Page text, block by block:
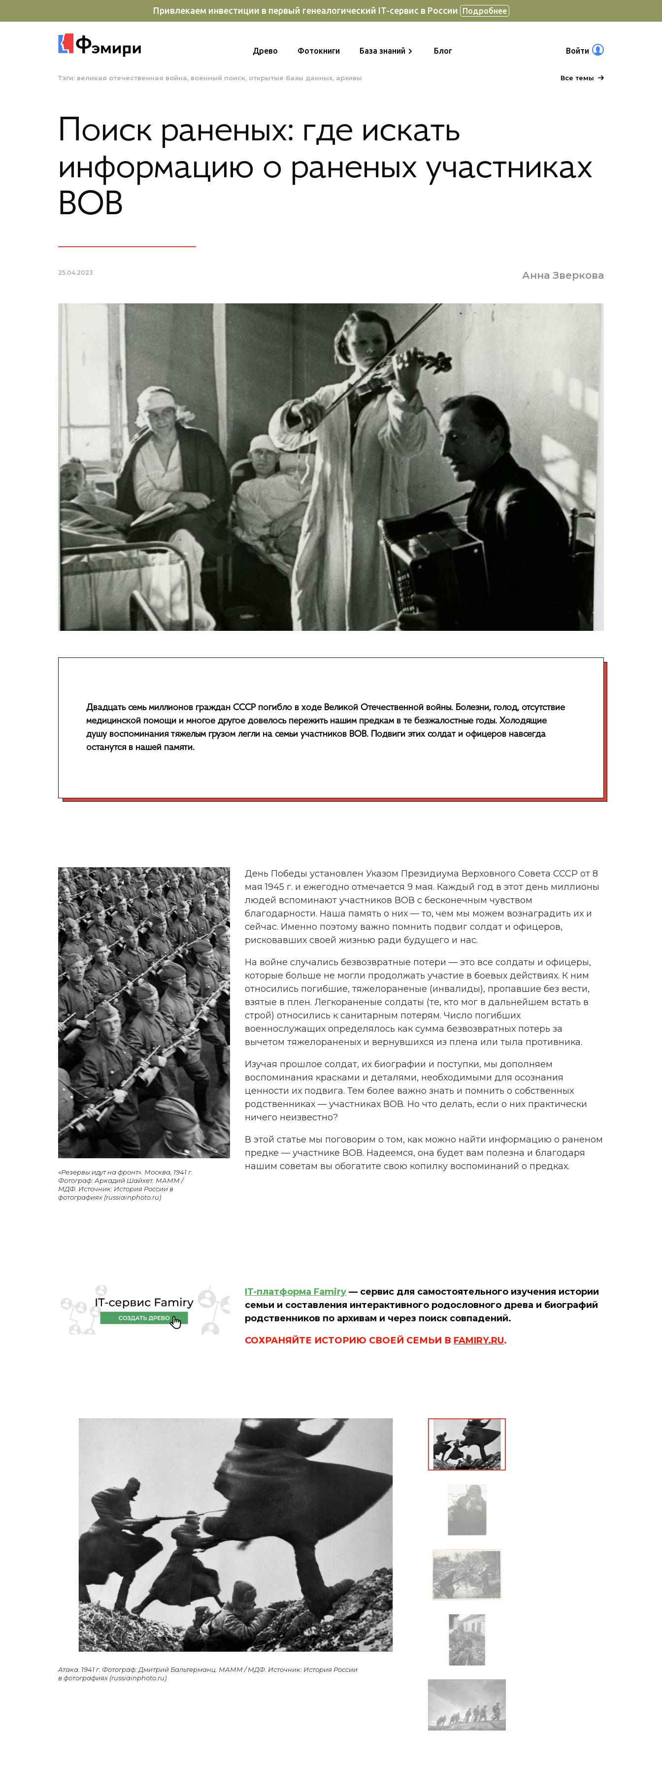
Привлекаем инвестиции в первый генеалогический IT-сервис в России Подробнее
Древо Фотокниги База знаний Блог Войти
Тэги: великая отечественная война военный поиск открытые базы данных архивы Все темы
Поиск раненых: где искать
информацию о раненых участниках
ВОВ
25.04.2023 Анна Зверкова
Двадцать семь миллионов граждан СССР погибло в ходе Великой Отечественной войны. Болезни, голод, отсутствие
медицинской помощи и многое другое довелось пережить нашим предкам в те безжалостные годы. Холодящие
душу воспоминания тяжелым грузом легли на семьи участников ВОВ. Подвиги этих солдат и офицеров навсегда
останутся в нашей памяти.
«Резервы идут на фронт». Москва, 1941 г.
Фотограф: Аркадий Шайхет. МАММ /
МДФ. Источник: История России в
фотографиях (russiainphoto.ru)
День Победы установлен Указом Президиума Верховного Совета СССР от 8
мая 1945 г. и ежегодно отмечается 9 мая. Каждый год в этот день миллионы
людей вспоминают участников ВОВ с бесконечным чувством
благодарности. Наша память о них — то, чем мы можем вознаградить их и
сейчас. Именно поэтому важно помнить подвиг солдат и офицеров,
рисковавших своей жизнью ради будущего и нас.
На войне случались безвозвратные потери — это все солдаты и офицеры,
которые больше не могли продолжать участие в боевых действиях. К ним
относились погибшие, тяжелораненые (инвалиды), пропавшие без вести,
взятые в плен. Легкораненые солдаты (те, кто мог в дальнейшем встать в
строй) относились к санитарным потерям. Число погибших
военнослужащих определялось как сумма безвозвратных потерь за
вычетом тяжелораненых и вернувшихся из плена или тыла противника.
Изучая прошлое солдат, их биографии и поступки, мы дополняем
воспоминания красками и деталями, необходимыми для осознания
ценности их подвига. Тем более важно знать и помнить о собственных
родственниках — участниках ВОВ. Но что делать, если о них практически
ничего неизвестно?
В этой статье мы поговорим о том, как можно найти информацию о раненом
предке — участнике ВОВ. Надеемся, она будет вам полезна и благодаря
нашим советам вы обогатите свою копилку воспоминаний о предках.
IT-платформа Famiry — сервис для самостоятельного изучения истории
семьи и составления интерактивного родословного древа и биографий
родственников по архивам и через поиск совпадений.
СОХРАНЯЙТЕ ИСТОРИЮ СВОЕЙ СЕМЬИ В FAMIRY.RU.
Атака. 1941 г. Фотограф: Дмитрий Бальтерманц. МАММ / МДФ. Источник: История России
в фотографиях (russiainphoto.ru)